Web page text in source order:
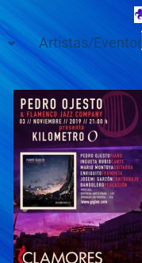
Artistas/Eventos